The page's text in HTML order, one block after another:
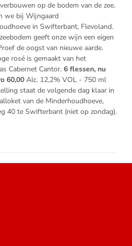
op de bodem van de zee.
we bij Wijngaard
in Swifterbant, Flevoland.
geeft onze wijn een eigen
de oogst van nieuwe aarde.
rosé is gemaakt van het
Cabernet Cantor. 6 flessen, nu
60,00Alc. 12,2% VOL - 750 ml
staat de volgende dag klaar in
van de Minderhoudhoeve,
40 te Swifterbant (niet op zondag).